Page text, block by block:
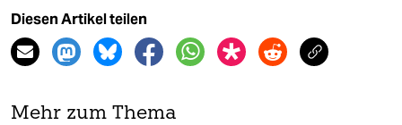
Diesen Artikel teilen
Mehr zum Thema